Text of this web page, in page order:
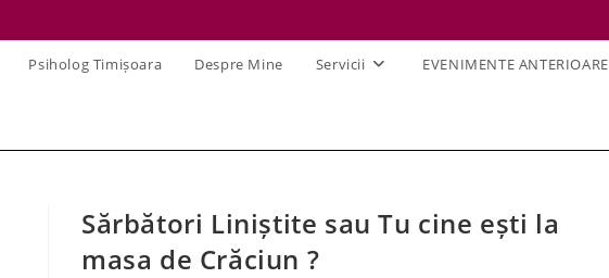
Psiholog Timișoara Despre Mine Servicii EVENIMENTE ANTERIOARE
Sărbători Liniștite sau Tu cine ești la
masa de Crăciun ?